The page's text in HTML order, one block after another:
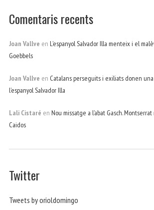
Comentaris recents
Joan Vallve en L’espanyol Salvador Illa menteix i el
Goebbels
Joan Vallve en Catalans perseguits i exiliats donen
l’espanyol Salvador Illa
Lali Cistaré en Nou missatge a l’abat Gasch.
Caidos
Twitter
Tweets by orioldomingo